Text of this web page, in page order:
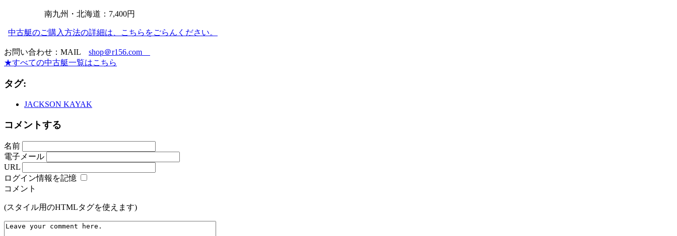
南九州・北海道：7,400円
中古艇のご購入方法の詳細は、こちらをごらんください。
お問い合わせ：MAIL shop＠r156.com
★すべての中古艇一覧はこちら
タグ:
JACKSON KAYAK
コメントする
名前
電子メール
URL
ログイン情報を記憶
コメント
(スタイル用のHTMLタグを使えます)